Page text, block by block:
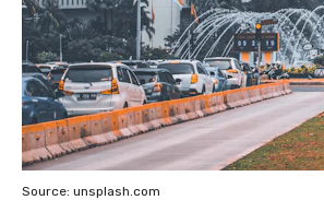
Source: unsplash.com